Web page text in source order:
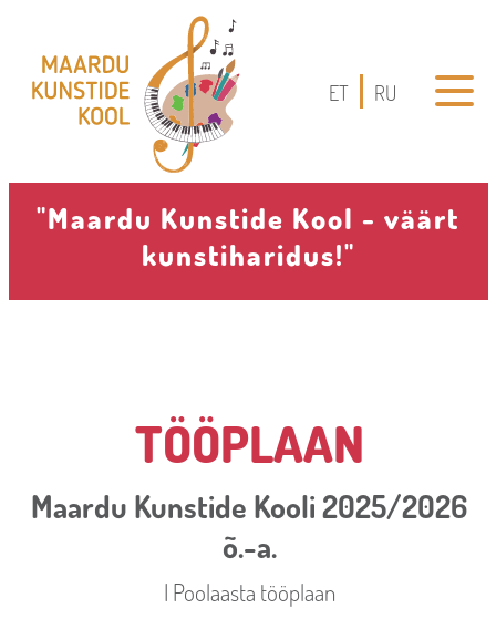
ET RU
"Maardu Kunstide Kool - väärt
kunstiharidus!"
TÖÖPLAAN
Maardu Kunstide Kooli 2025/2026
õ.-a.
I Poolaasta tööplaan